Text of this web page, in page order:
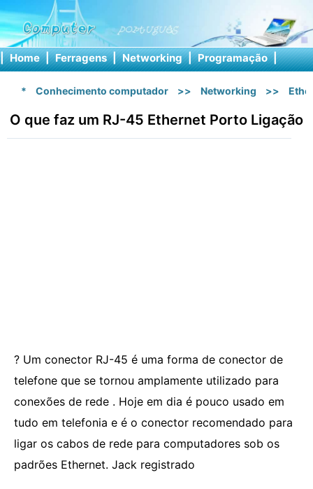
| Home | Ferragens | Networking | Programação |
* Conhecimento computador >> Networking >>
O que faz um RJ-45 Ethernet Porto Ligação
? Um conector RJ-45 é uma forma de conector de
telefone que se tornou amplamente utilizado para
conexões de rede . Hoje em dia é pouco usado em
tudo em telefonia e é o conector recomendado para
ligar os cabos de rede para computadores sob os
padrões Ethernet. Jack registrado